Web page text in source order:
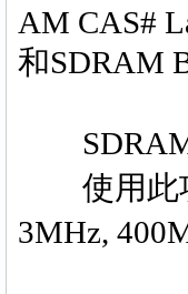
AM CAS#
和SDRAM
SDRAM
使用此项
3MHz,